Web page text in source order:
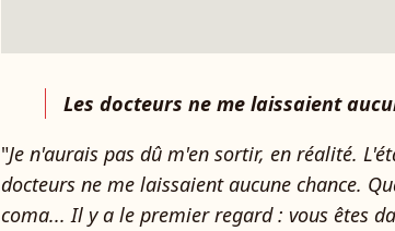
Les docteurs ne me laissaient
"Je n'aurais pas dû m'en sortir, en réalité.
docteurs ne me laissaient aucune chance.
coma... Il y a le premier regard : vous êtes